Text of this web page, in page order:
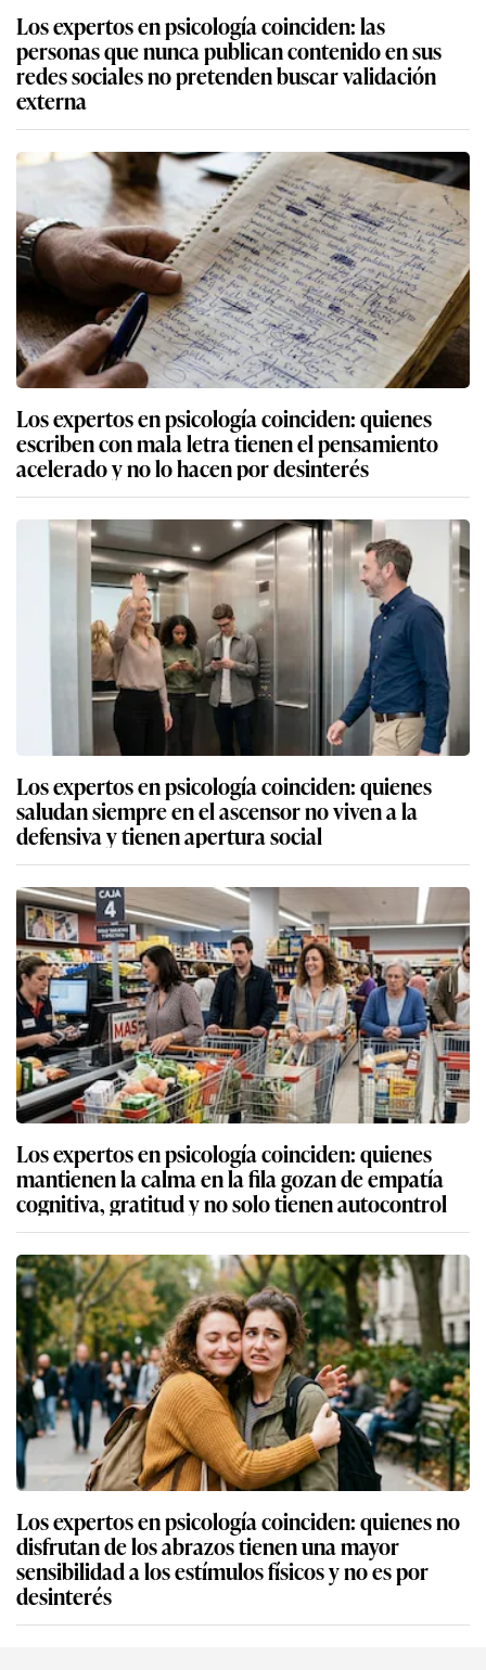
Los expertos en psicología coinciden: las
personas que nunca publican contenido en sus
redes sociales no pretenden buscar validación
externa
Los expertos en psicología coinciden: quienes
escriben con mala letra tienen el pensamiento
acelerado y no lo hacen por desinterés
Los expertos en psicología coinciden: quienes
saludan siempre en el ascensor no viven a la
defensiva y tienen apertura social
Los expertos en psicología coinciden: quienes
mantienen la calma en la fila gozan de empatía
cognitiva, gratitud y no solo tienen autocontrol
Los expertos en psicología coinciden: quienes no
disfrutan de los abrazos tienen una mayor
sensibilidad a los estímulos físicos y no es por
desinterés